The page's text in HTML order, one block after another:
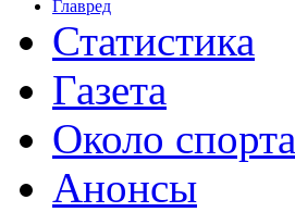
Главред
Статистика
Газета
Около спорта
Анонсы